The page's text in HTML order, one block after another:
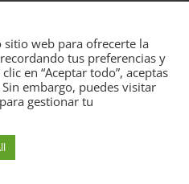
sitio web para ofrecerte la
tus preferencias y
en “Aceptar todo”, aceptas
embargo, puedes visitar
gestionar tu